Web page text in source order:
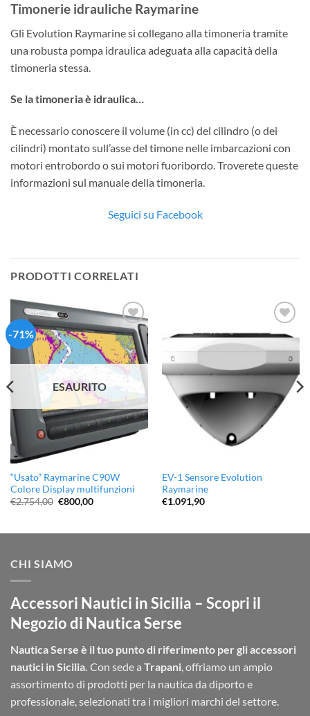
Timonerie idrauliche Raymarine
Gli Evolution Raymarine si collegano alla timoneria tramite
una robusta pompa idraulica adeguata alla capacità della
timoneria stessa.
Se la timoneria è idraulica…
È necessario conoscere il volume (in cc) del cilindro (o dei
cilindri) montato sull’asse del timone nelle imbarcazioni con
motori entrobordo o sui motori fuoribordo. Troverete queste
informazioni sul manuale della timoneria.
Seguici su Facebook
PRODOTTI CORRELATI
-71%
Aggiungi
alla lista
dei
desideri
ESAURITO
“Usato” Raymarine C90W
Colore Display multifunzioni
€2.754,00 Il
prezzo
€2.754,00.
€800,00Il
€800,00.
Aggiungi
dei
desideri
EV-1 Sensore Evolution
Raymarine
€1.091,90
CHI SIAMO
Accessori Nautici in Sicilia – Scopri il
Negozio di Nautica Serse
Nautica Serse è il tuo punto di riferimento per gli accessori
nautici in Sicilia. Con sede a Trapani , offriamo un ampio
assortimento di prodotti per la nautica da diporto e
professionale, selezionati tra i migliori marchi del settore.